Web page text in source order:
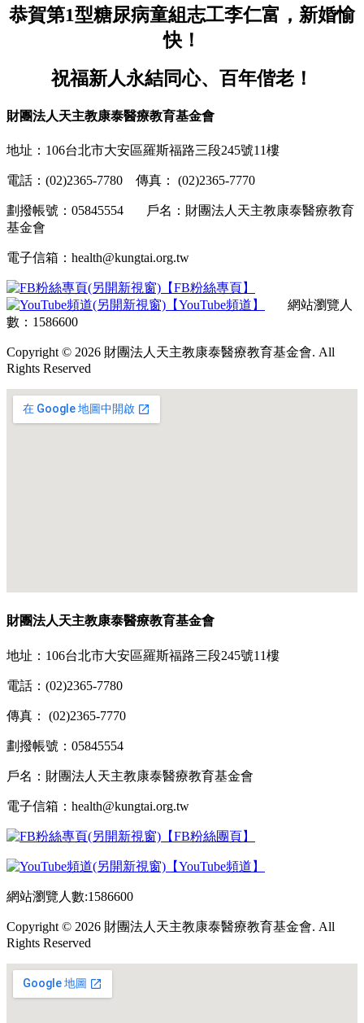
恭賀第1型糖尿病童組志工李仁富，新婚愉
快！
祝福新人永結同心、百年偕老！
財團法人天主教康泰醫療教育基金會
地址：106台北市大安區羅斯福路三段245號11樓
電話：(02)2365-7780 傳真： (02)2365-7770
劃撥帳號：05845554 戶名：財團法人天主教康泰醫療教育
基金會
電子信箱：health@kungtai.org.tw
【FB粉絲專頁】
【YouTube頻道】
網站瀏覽人
數：1586600
Copyright © 2026 財團法人天主教康泰醫療教育基金會. All
Rights Reserved
財團法人天主教康泰醫療教育基金會
地址：106台北市大安區羅斯福路三段245號11樓
電話：(02)2365-7780
傳真： (02)2365-7770
劃撥帳號：05845554
戶名：財團法人天主教康泰醫療教育基金會
電子信箱：health@kungtai.org.tw
【FB粉絲團頁】
【YouTube頻道】
網站瀏覽人數:1586600
Copyright © 2026 財團法人天主教康泰醫療教育基金會. All
Rights Reserved